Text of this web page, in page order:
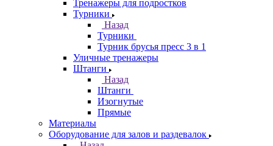
Тренажеры для подростков
Турники
Назад
Турники
Турник брусья пресс 3 в 1
Уличные тренажеры
Штанги
Назад
Штанги
Изогнутые
Прямые
Материалы
Оборудование для залов и раздевалок